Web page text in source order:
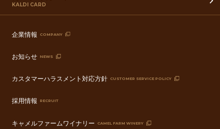
KALDI CARD
企業情報 COMPANY
お知らせ NEWS
カスタマーハラスメント対応方針 CUSTOMER SERVICE POLICY
採用情報 RECRUIT
キャメルファームワイナリー CAMEL FARM WINERY